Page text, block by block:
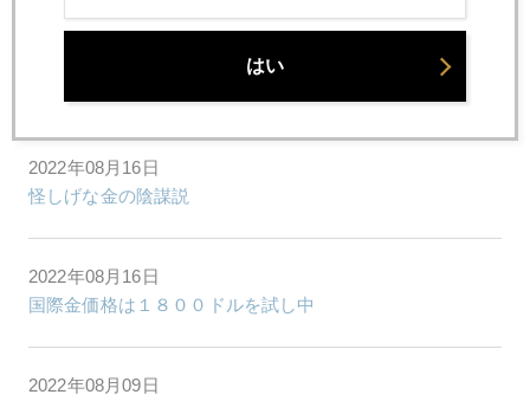
2022年08月16日
怪しげな金の陰謀説
2022年08月16日
国際金価格は１８００ドルを試し中
2022年08月09日
はい